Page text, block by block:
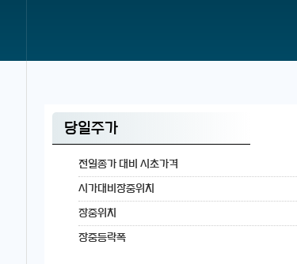
당일주가
전일종가 대비 시초가격
시가대비장중위치
장중위치
장중등락폭